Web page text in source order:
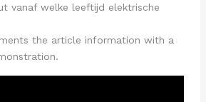
vanaf welke leeftijd elektrische
the article information with a